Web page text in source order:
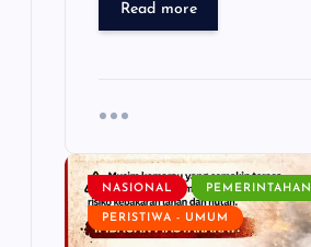
Read more
NASIONAL PEMERINTAHAN
PERISTIWA - UMUM